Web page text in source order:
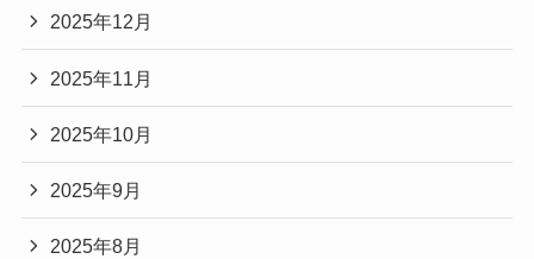
2025年12月
2025年11月
2025年10月
2025年9月
2025年8月